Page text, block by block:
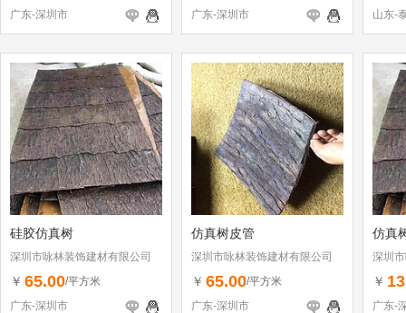
广东-深圳市 广东-深圳市 山东-
硅胶仿真树
深圳市咏林装饰建材有限公司
￥ 65.00/平方米
广东-深圳市
仿真树皮管
深圳市咏林装饰建材有限公司
￥ 65.00/平方米
广东-深圳市
仿真
深圳
￥
广东-